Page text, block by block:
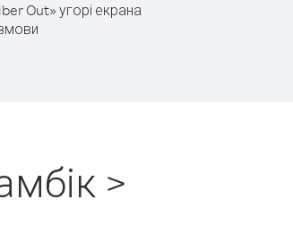
Out» угорі екрана
>